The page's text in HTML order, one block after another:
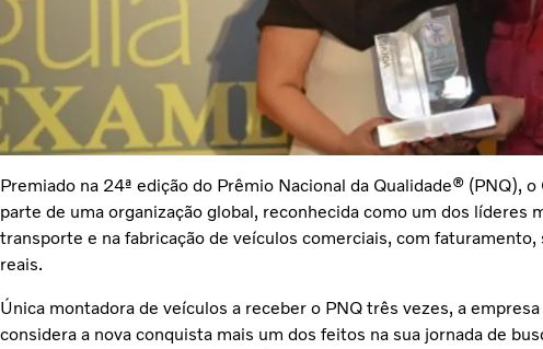
Premiado na 24ª edição do Prêmio Nacional da Qualidade® (PNQ),
parte de uma organização global, reconhecida como um dos líderes
transporte e na fabricação de veículos comerciais, com
reais.
Única montadora de veículos a receber o PNQ três vezes, a
considera a nova conquista mais um dos feitos na sua jornada de